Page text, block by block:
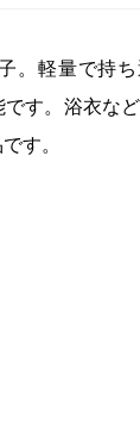
。軽量で持
です。浴衣な
す。